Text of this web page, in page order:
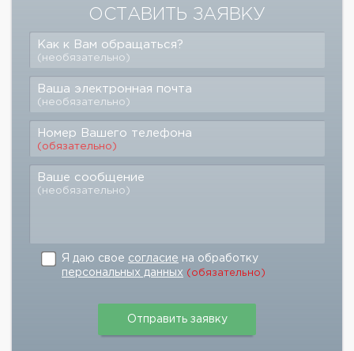
ОСТАВИТЬ ЗАЯВКУ
Как к Вам обращаться?
(необязательно)
Ваша электронная почта
(необязательно)
Номер Вашего телефона
(обязательно)
Ваше сообщение
(необязательно)
Я даю свое согласие на обработку
персональных данных (обязательно)